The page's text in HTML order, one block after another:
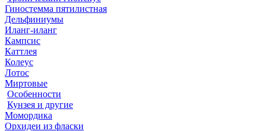
Гиностемма пятилистная
Дельфиниумы
Иланг-иланг
Кампсис
Каттлея
Колеус
Лотос
Миртовые
Особенности
Кунзея и другие
Момордика
Орхидеи из фласки